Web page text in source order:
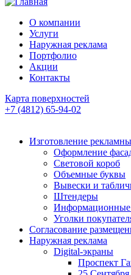
О компании
Услуги
Наружная реклама
Портфолио
Акции
Контакты
Карта поверхностей
+7 (4812) 65-94-02
Изготовление
Оформление
Световой короб
Объемные буквы
Вывески и
Штендеры
Информационные
Уголки
Согласование
Наружная реклама
Digital-экраны
Проспект